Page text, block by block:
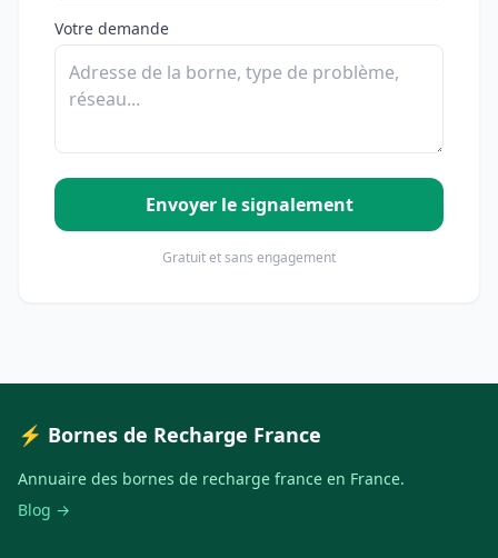
Votre demande
Envoyer le signalement
Gratuit et sans engagement
⚡ Bornes de Recharge France
Annuaire des bornes de recharge france en France.
Blog →